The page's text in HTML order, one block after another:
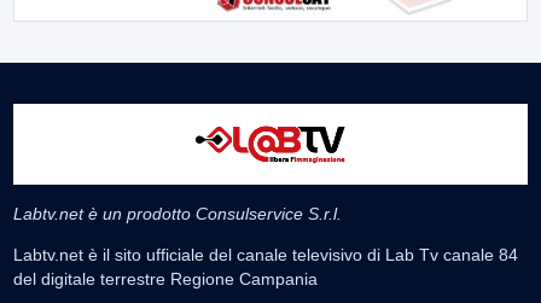
Labtv.net è un prodotto Consulservice S.r.l.
Labtv.net è il sito ufficiale del canale televisivo di Lab Tv canale 84
del digitale terrestre Regione Campania